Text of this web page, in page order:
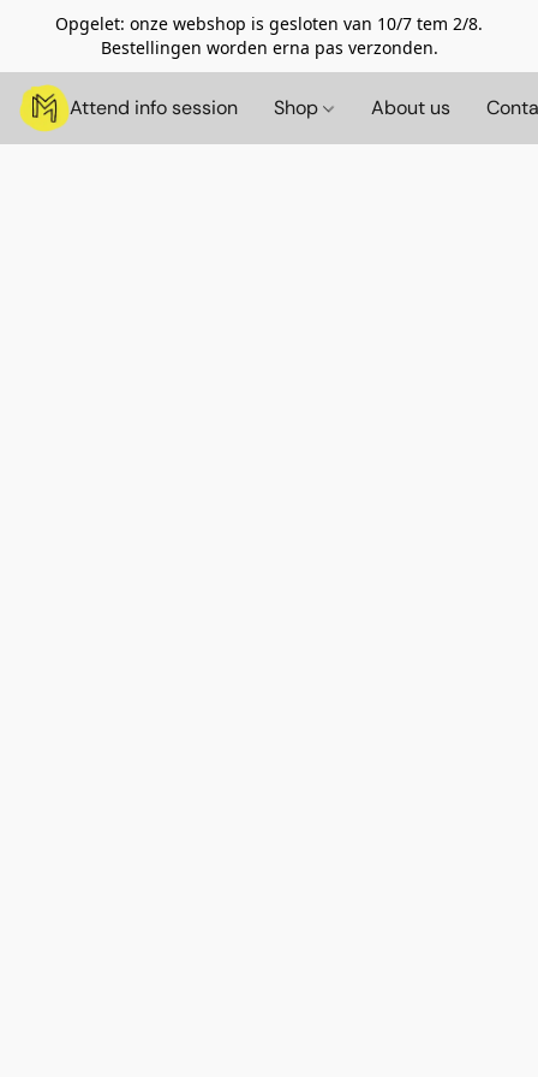
Opgelet: onze webshop is gesloten van 10/7 tem 2/8.
Bestellingen worden erna pas verzonden.
Attend info session Shop About us